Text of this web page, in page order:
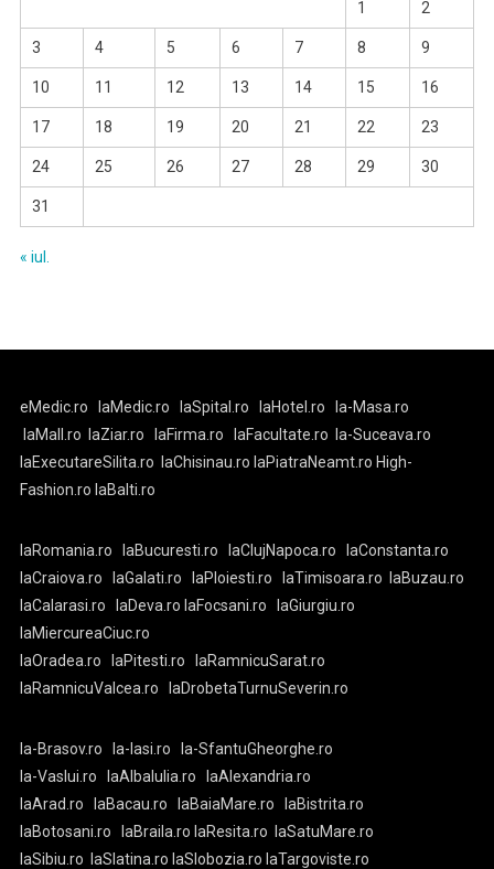
1 2
3 4 5 6 7 8 9
10 11 12 13 14 15 16
17 18 19 20 21 22 23
24 25 26 27 28 29 30
31
« iul.
eMedic.ro laMedic.ro laSpital.ro laHotel.ro
la-Masa.ro
laMall.ro
laZiar.ro laFirma.ro laFacultate.ro
la-Suceava.ro
laExecutareSilita.ro
laChisinau.ro laPiatraNeamt.ro High-
Fashion.ro laBalti.ro
laRomania.ro laBucuresti.ro laClujNapoca.ro
laConstanta.ro
laCraiova.ro
laGalati.ro laPloiesti.ro laTimisoara.ro
laBuzau.ro
laCalarasi.ro
laDeva.ro laFocsani.ro
laGiurgiu.ro
laMiercureaCiuc.ro
laOradea.ro
laPitesti.ro
laRamnicuSarat.ro
laRamnicuValcea.ro
laDrobetaTurnuSeverin.ro
la-Brasov.ro la-Iasi.ro
la-SfantuGheorghe.ro
la-Vaslui.ro
laAlbaIulia.ro
laAlexandria.ro
laArad.ro
laBacau.ro laBaiaMare.ro
laBistrita.ro
laBotosani.ro
laBraila.ro laResita.ro
laSatuMare.ro
laSibiu.ro
laSlatina.ro laSlobozia.ro laTargoviste.ro